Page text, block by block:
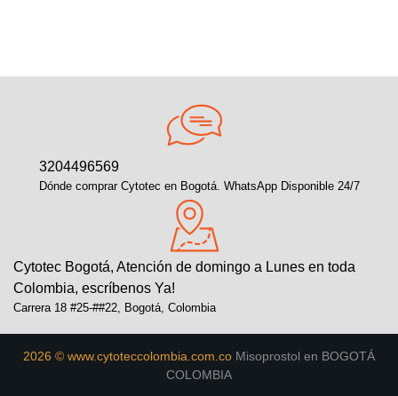
3204496569
Dónde comprar Cytotec en Bogotá. WhatsApp Disponible 24/7
Cytotec Bogotá, Atención de domingo a Lunes en toda
Colombia, escríbenos Ya!
Carrera 18 #25-##22, Bogotá, Colombia
2026 © www.cytoteccolombia.com.co Misoprostol en BOGOTÁ
COLOMBIA